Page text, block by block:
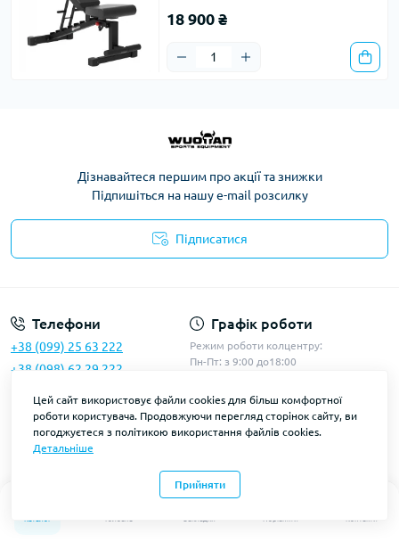
Каталог Головна Закладки
0
Порівняти Контакти
18 900 ₴
Дізнавайтеся першим про акції та знижки
Підпишіться на нашу e-mail розсилку
Підписатися
Телефони
+38 (099) 25 63 222
+38 (098) 62 29 222
Графік роботи
Режим роботи колцентру:
Пн-Пт: з 9:00 до18:00
Наша адреса
місто Харків
Цей сайт використовує файли cookies для більш комфортної
роботи користувача. Продовжуючи перегляд сторінок сайту, ви
погоджуєтеся з політикою використання файлів cookies.
Детальніше
Прийняти